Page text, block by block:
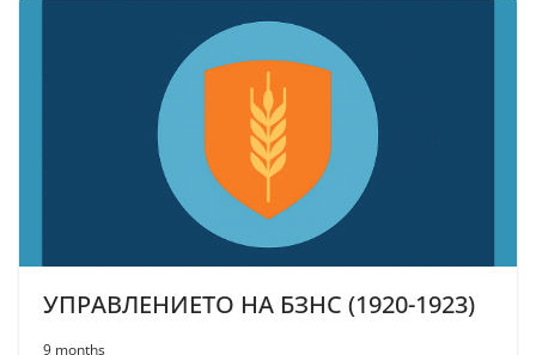
УПРАВЛЕНИЕТО НА БЗНС (1920-1923)
9 months